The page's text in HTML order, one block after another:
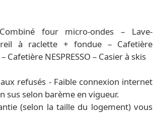
four micro-ondes – Lave-
à raclette + fondue – Cafetière
Cafetière NESPRESSO – Casier à skis
refusés - Faible connexion internet
sus selon barème en vigueur.
(selon la taille du logement) vous